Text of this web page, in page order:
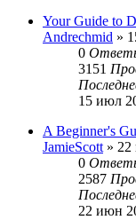
Your Guide to
Andrechmid »
0
3151
15 июл
A Beginner's
JamieScott »
0
2587
22 июн